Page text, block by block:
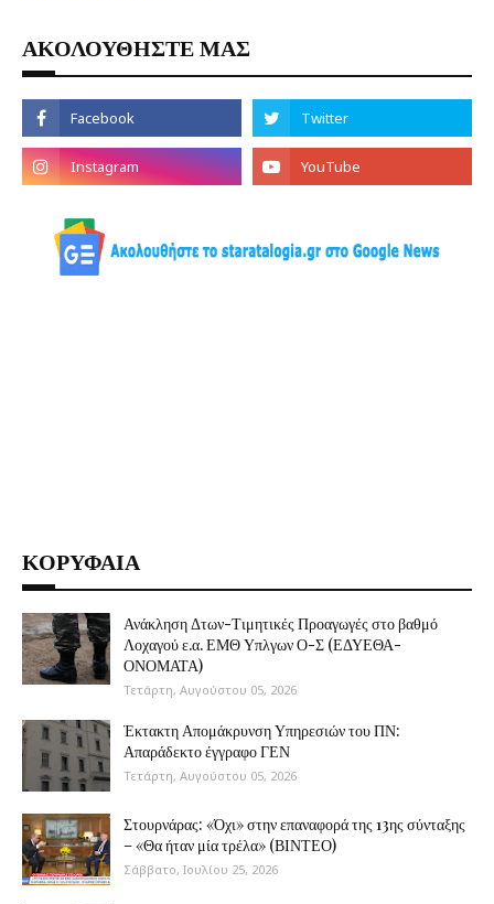
ΑΚΟΛΟΥΘΗΣΤΕ ΜΑΣ
ΚΟΡΥΦΑΙΑ
Ανάκληση Δτων-Τιμητικές Προαγωγές στο βαθμό
Λοχαγού ε.α. ΕΜΘ Υπλγων Ο-Σ (ΕΔΥΕΘΑ-
ΟΝΟΜΑΤΑ)
Τετάρτη, Αυγούστου 05, 2026
Έκτακτη Απομάκρυνση Υπηρεσιών του ΠΝ:
Απαράδεκτο έγγραφο ΓΕΝ
Τετάρτη, Αυγούστου 05, 2026
Στουρνάρας: «Όχι» στην επαναφορά της 13ης σύνταξης
– «Θα ήταν μία τρέλα» (ΒΙΝΤΕΟ)
Σάββατο, Ιουλίου 25, 2026